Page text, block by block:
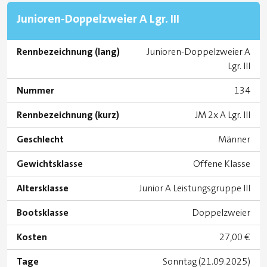
Junioren-Doppelzweier A Lgr. III
Rennbezeichnung (lang)
Junioren-Doppelzweier A
Lgr. III
Nummer
134
Rennbezeichnung (kurz)
JM 2x A Lgr. III
Geschlecht
Männer
Gewichtsklasse
Offene Klasse
Altersklasse
Junior A Leistungsgruppe III
Bootsklasse
Doppelzweier
Kosten
27,00 €
Tage
Sonntag (21.09.2025)